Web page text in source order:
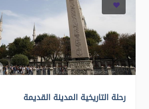
رحلة التاريخية المدينة القديمة